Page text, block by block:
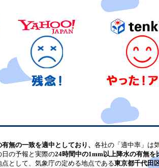
無の一致を適中としており、 各社の「適中率」は
の予報と実際の24時間中の1mm以上降水の有無を
として、気象庁の定める地点である東京都千代田